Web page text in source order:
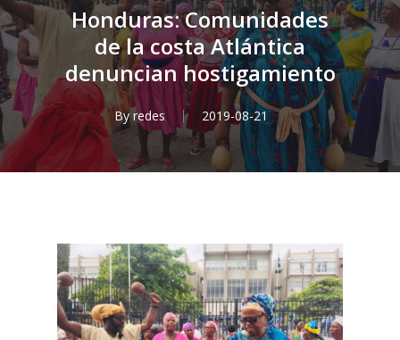
Honduras: Comunidades
de la costa Atlántica
denuncian hostigamiento
By redes 2019-08-21